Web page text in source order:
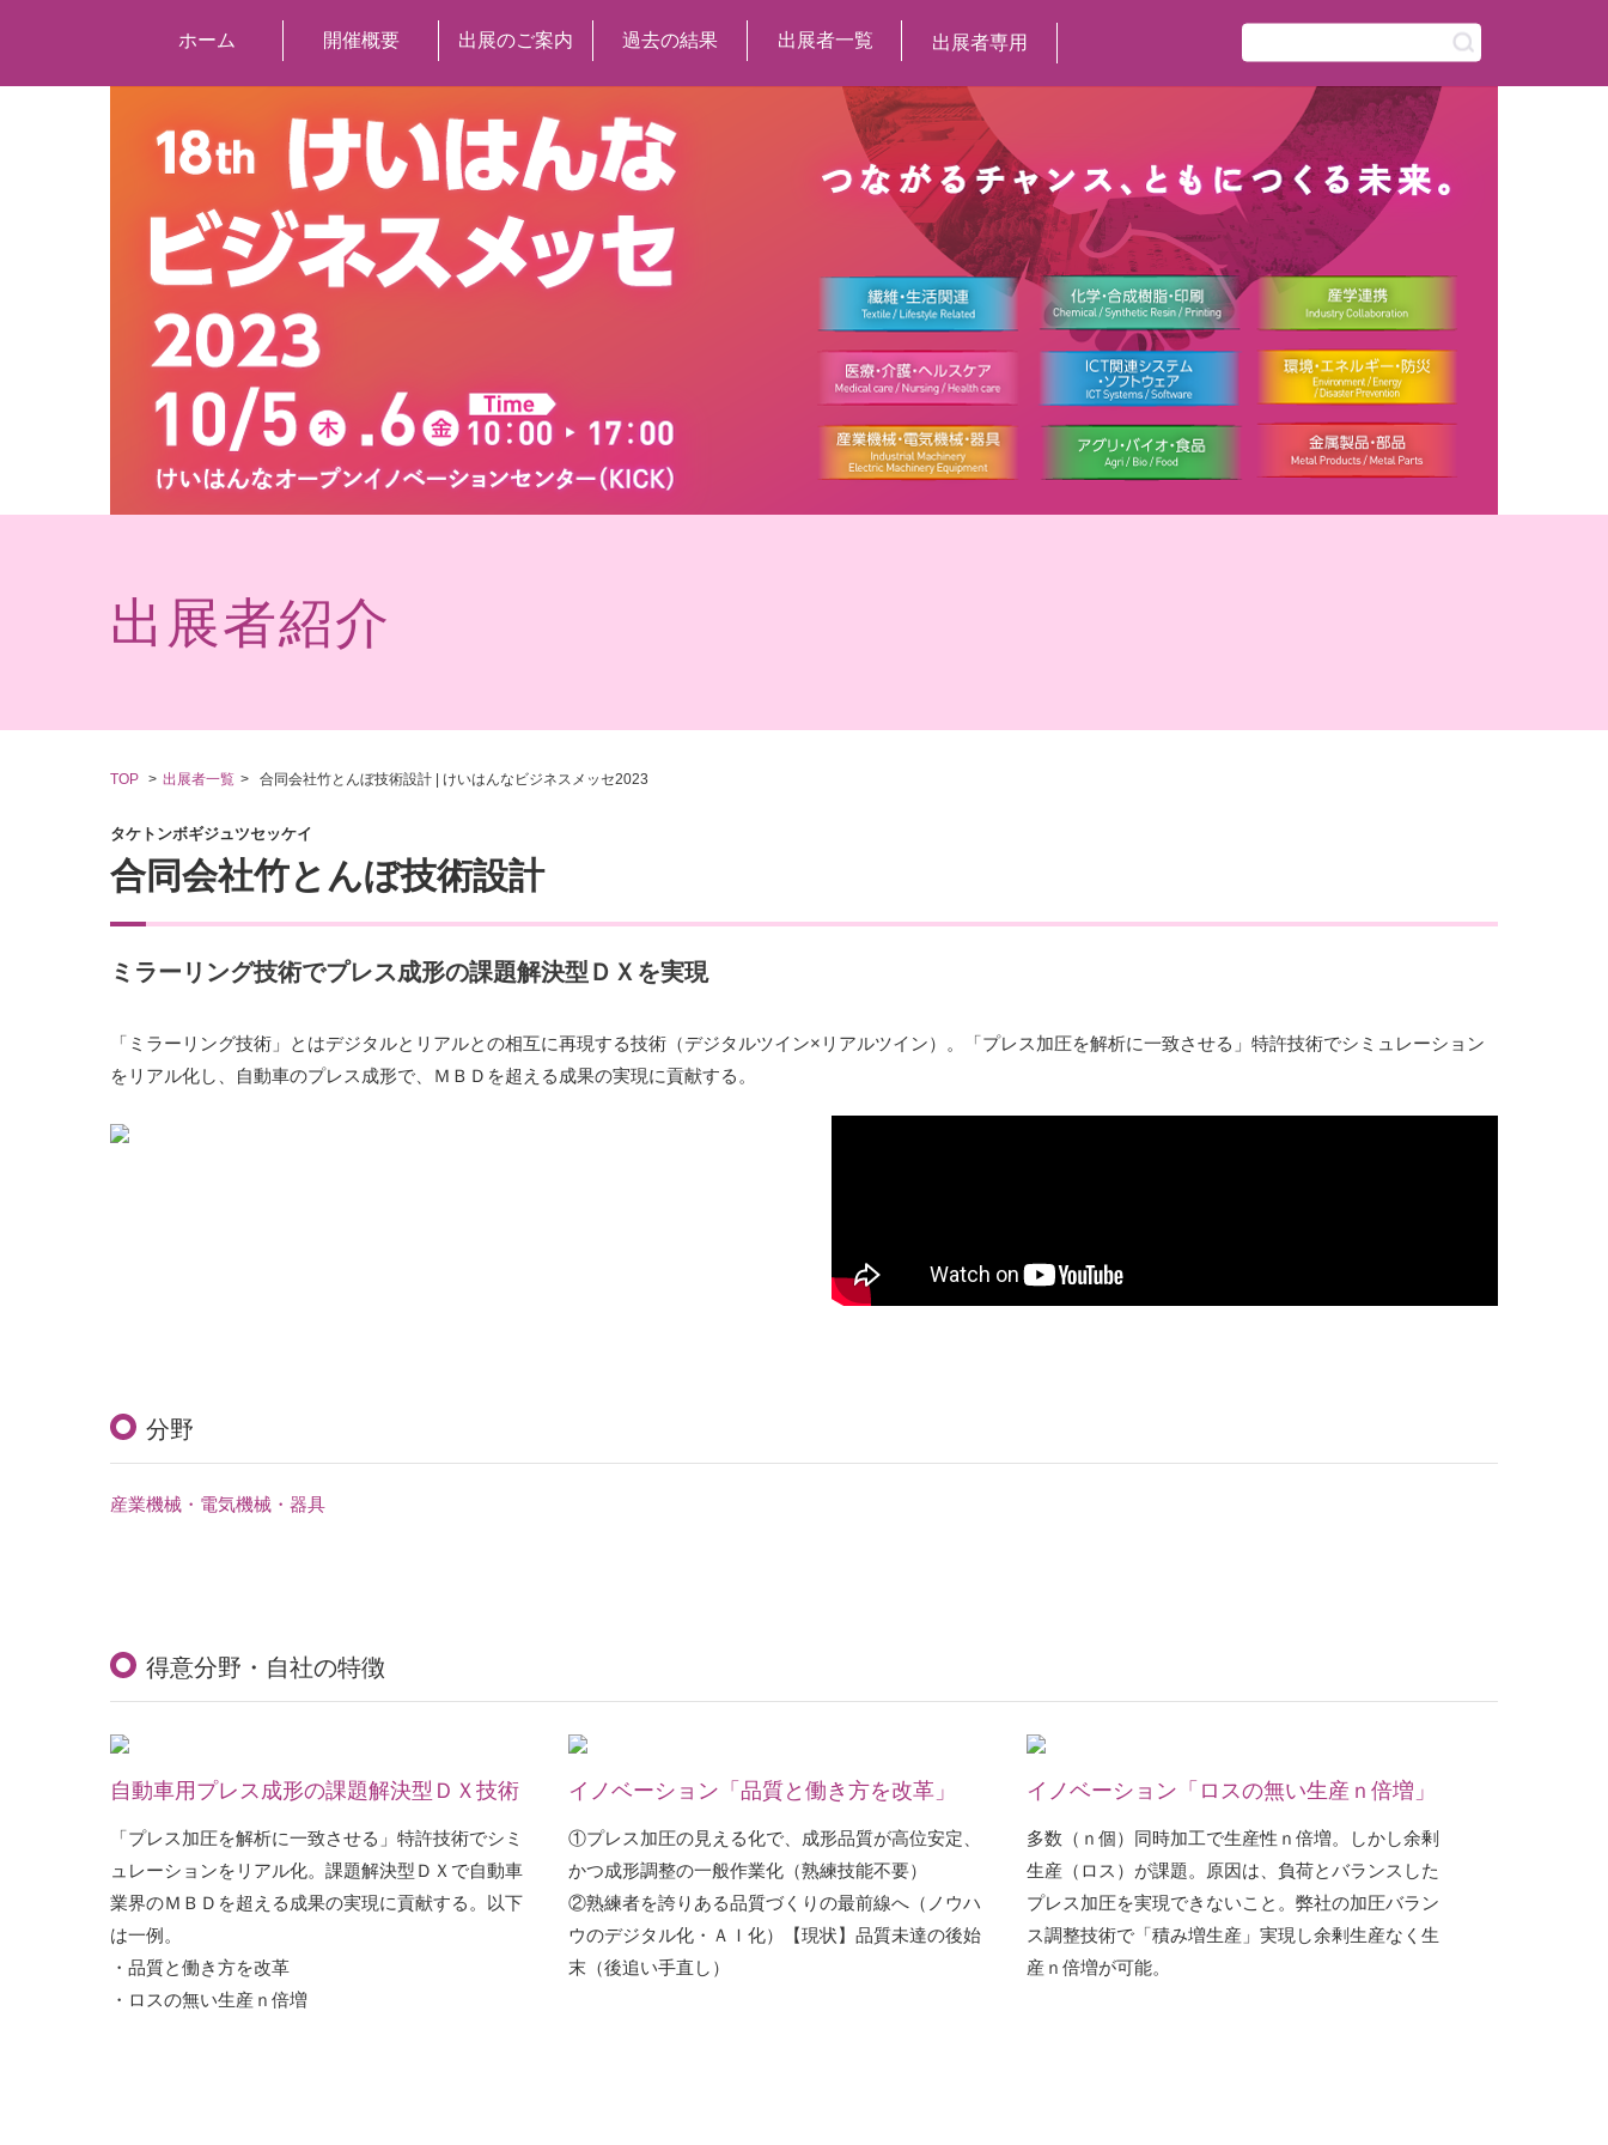
ホーム 開催概要 出展のご案内 過去の結果 出展者一覧 出展者専用
出展者紹介
TOP 出展者一覧 合同会社竹とんぼ技術設計 | けいはんなビジネスメッセ2023
タケトンボギジュツセッケイ
合同会社竹とんぼ技術設計
ミラーリング技術でプレス成形の課題解決型ＤＸを実現
「ミラーリング技術」とはデジタルとリアルとの相互に再現する技術（デジタルツイン×リアルツイン）。「プレス加圧を解析に一致させる」特許技術でシミュレーション
をリアル化し、自動車のプレス成形で、ＭＢＤを超える成果の実現に貢献する。
分野
産業機械・電気機械・器具
得意分野・自社の特徴
自動車用プレス成形の課題解決型ＤＸ技術
「プレス加圧を解析に一致させる」特許技術でシミ
ュレーションをリアル化。課題解決型ＤＸで自動車
業界のＭＢＤを超える成果の実現に貢献する。以下
は一例。
・品質と働き方を改革
・ロスの無い生産ｎ倍増
イノベーション「品質と働き方を改革」
①プレス加圧の見える化で、成形品質が高位安定、
かつ成形調整の一般作業化（熟練技能不要）
②熟練者を誇りある品質づくりの最前線へ（ノウハ
ウのデジタル化・ＡＩ化）【現状】品質未達の後始
末（後追い手直し）
イノベーション「ロスの無い生産ｎ倍増」
多数（ｎ個）同時加工で生産性ｎ倍増。しかし余剰
生産（ロス）が課題。原因は、負荷とバランスした
プレス加圧を実現できないこと。弊社の加圧バラン
ス調整技術で「積み増生産」実現し余剰生産なく生
産ｎ倍増が可能。